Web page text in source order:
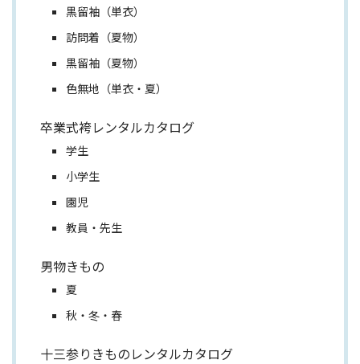
黒留袖（単衣）
訪問着（夏物）
黒留袖（夏物）
色無地（単衣・夏）
卒業式袴レンタルカタログ
学生
小学生
園児
教員・先生
男物きもの
夏
秋・冬・春
十三参りきものレンタルカタログ